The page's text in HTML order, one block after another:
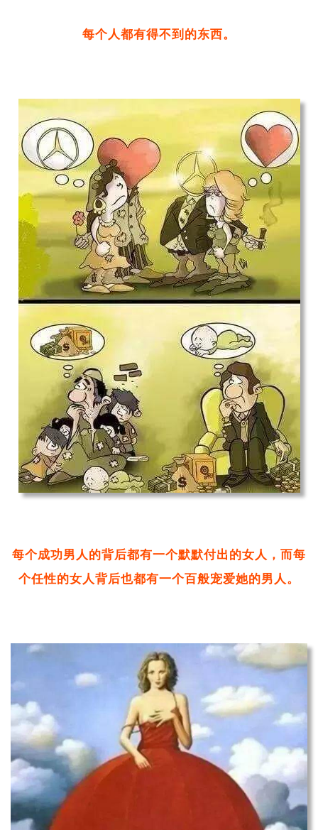
每个人都有得不到的东西。
每个成功男人的背后都有一个默默付出的女人，而每
个任性的女人背后也都有一个百般宠爱她的男人。